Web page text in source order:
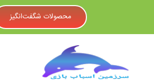
محصولات شگفت‌انگیز